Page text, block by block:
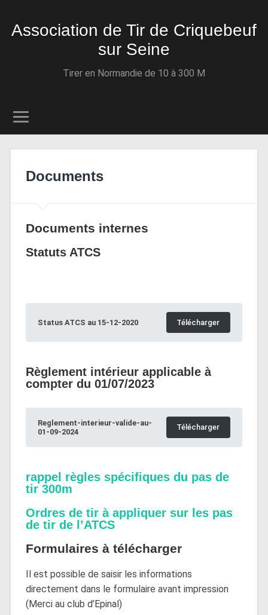
Association de Tir de Criquebeuf
sur Seine
Tirer en Normandie de 10 à 300 M
Documents
Documents internes
Statuts ATCS
Status ATCS au 15-12-2020 Télécharger
Règlement intérieur applicable à
compter du 01/07/2023
Reglement-interieur-valide-au-
01-09-2024
Télécharger
rappel règles spécifiques du pas de
tir 300m
Ordres de tir à appliquer sur les pas
de tir de l’ATCS
Formulaires à télécharger
Il est possible de saisir les informations
directement dans le formulaire avant impression
(Merci au club d’Epinal)